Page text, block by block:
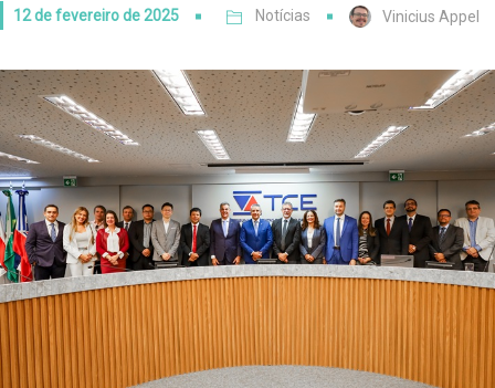
12 de fevereiro de 2025 Notícias Vinicius Appel